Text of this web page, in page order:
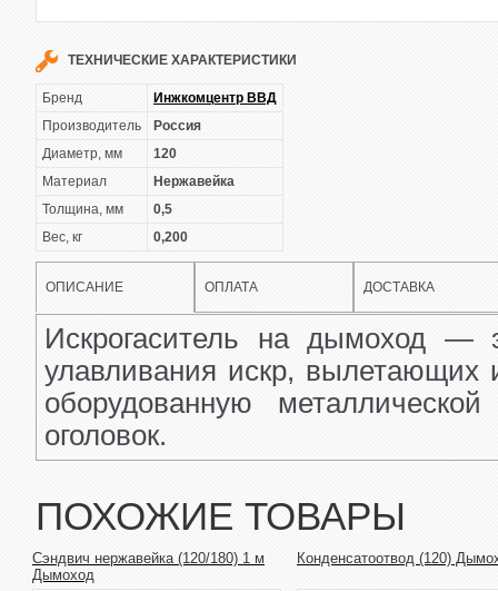
ТЕХНИЧЕСКИЕ ХАРАКТЕРИСТИКИ
Бренд
Инжкомцентр ВВД
Производитель
Россия
Диаметр, мм
120
Материал
Нержавейка
Толщина, мм
0,5
Вес, кг
0,200
ОПИСАНИЕ ОПЛАТА ДОСТАВКА
Искрогаситель на дымоход —
улавливания искр, вылетающих
оборудованную
оголовок.
ПОХОЖИЕ ТОВАРЫ
Сэндвич нержавейка (120/180) 1 м
Дымоход
Конденсатоотвод (120)